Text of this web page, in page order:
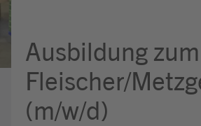
Mein
Ausbildung zum
Fleischer/
(m/w/d)